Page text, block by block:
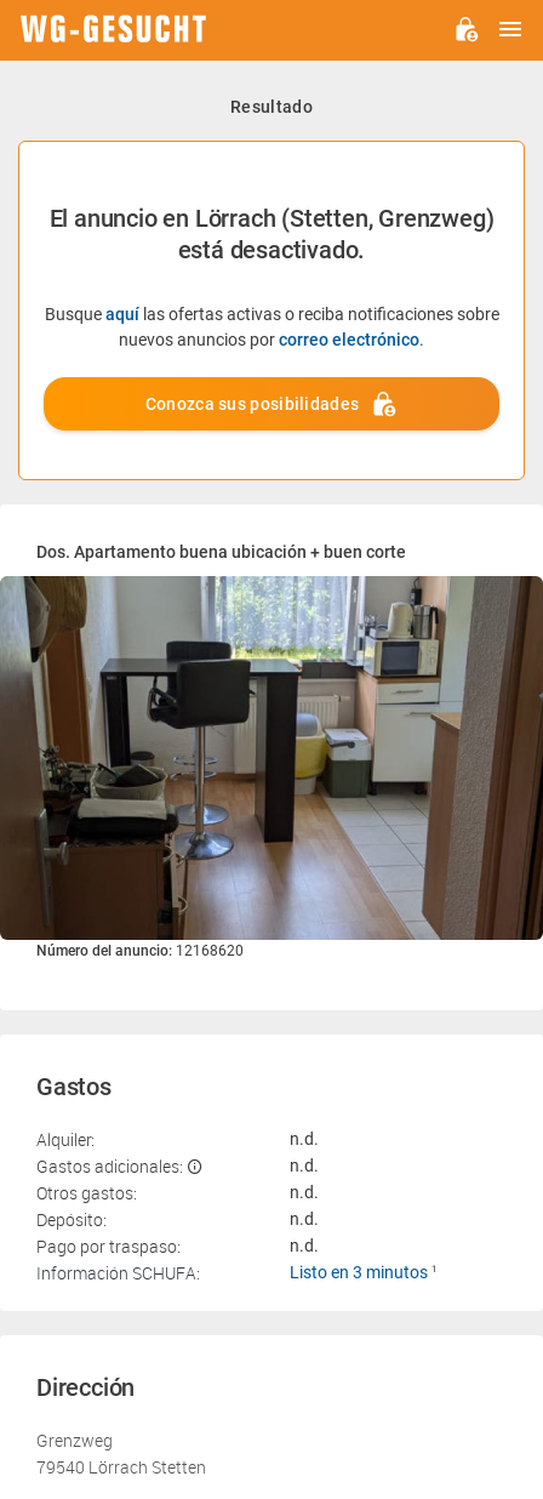
Resultado
El anuncio en Lörrach (Stetten, Grenzweg)
está desactivado.
Busqueaquílas ofertas activas o reciba notificaciones sobre
nuevos anuncios porcorreo electrónico.
Conozca sus posibilidades
Dos. Apartamento buena ubicación + buen corte
Número del anuncio: 12168620
Gastos
Alquiler: n.d.
Gastos adicionales: n.d.
Otros gastos: n.d.
Depósito: n.d.
Pago por traspaso: n.d.
Información SCHUFA: Listo en 3 minutos 1
Dirección
Grenzweg
79540 Lörrach Stetten